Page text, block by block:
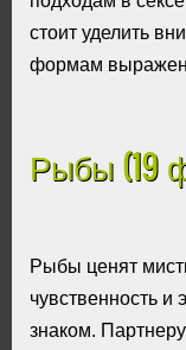
стоит уделить
формам
Рыбы (19
Рыбы ценят
чувственность
знаком.